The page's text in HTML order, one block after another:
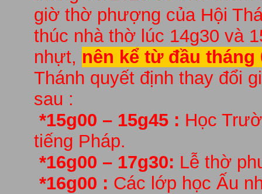
giờ thờ phượng của Hội
thúc nhà thờ lúc 14g30 và
nhựt, nên kể từ đầu tháng
Thánh quyết định thay đổi
sau :
*15g00 – 15g45 : Học
tiếng Pháp.
*16g00 – 17g30: Lễ thờ
*16g00 : Các lớp học Ấu